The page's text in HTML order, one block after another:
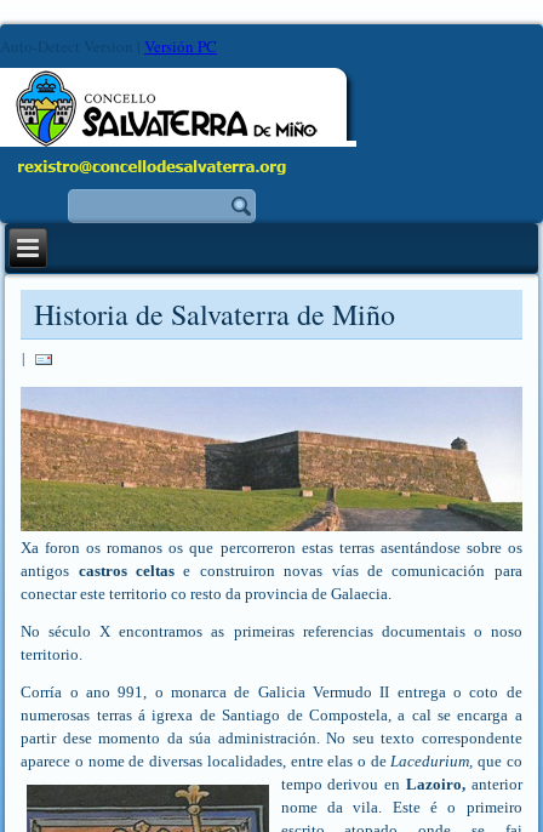
Auto-Detect Version Versión PC
Historia de Salvaterra de Miño
|
Xa foron os romanos os que percorreron estas terras asentándose sobre os
antigos castros celtas e construiron novas vías de comunicación para
conectar este territorio co resto da provincia de Galaecia.
No século X encontramos as primeiras referencias documentais o noso
territorio.
Corría o ano 991, o monarca de Galicia Vermudo II entrega o coto de
numerosas terras á igrexa de Santiago de Compostela, a cal se encarga a
partir dese momento da súa administración. No seu texto correspondente
aparece o nome de diversas localidades, entre elas o deLacedurium, que co
tempo derivouen Lazoiro,anterior
nome da vila. Este é o primeiro